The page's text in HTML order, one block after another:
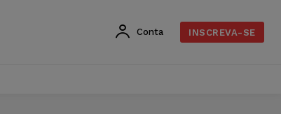
Conta INSCREVA-SE